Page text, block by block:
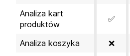
Analiza kart
produktów
✅
Analiza koszyka ❌